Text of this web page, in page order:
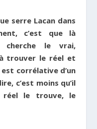
serre Lacan dans
c’est que là
cherche le vrai,
trouver le réel et
corrélative d’un
c’est moins qu’il
le trouve, le